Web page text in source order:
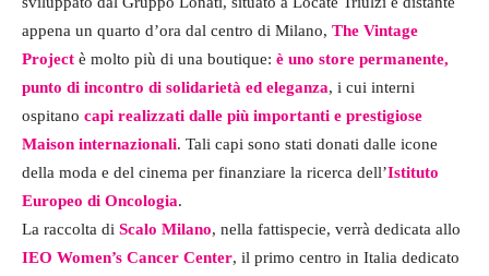
appena un quarto d’ora dal centro di Milano, The Vintage
Project è molto più di una boutique: è uno store permanente,
punto di incontro di solidarietà ed eleganza, i cui interni
ospitano capi realizzati dalle più importanti e prestigiose
Maison internazionali. Tali capi sono stati donati dalle icone
della moda e del cinema per finanziare la ricerca dell’Istituto
Europeo di Oncologia.
La raccolta di Scalo Milano, nella fattispecie, verrà dedicata allo
IEO Women’s Cancer Center, il primo centro in Italia dedicato